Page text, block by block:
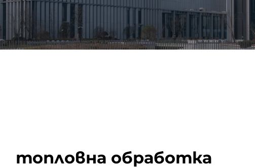
топловна обработка